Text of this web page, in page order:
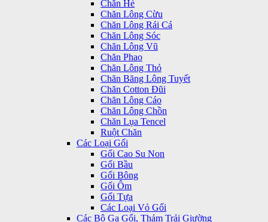
Chăn Hè
Chăn Lông Cừu
Chăn Lông Rái Cá
Chăn Lông Sóc
Chăn Lông Vũ
Chăn Phao
Chăn Lông Thỏ
Chăn Băng Lông Tuyết
Chăn Cotton Đũi
Chăn Lông Cáo
Chăn Lông Chồn
Chăn Lụa Tencel
Ruột Chăn
Các Loại Gối
Gối Cao Su Non
Gối Bầu
Gối Bông
Gối Ôm
Gối Tựa
Các Loại Vỏ Gối
Các Bộ Ga Gối, Thảm Trải Giường